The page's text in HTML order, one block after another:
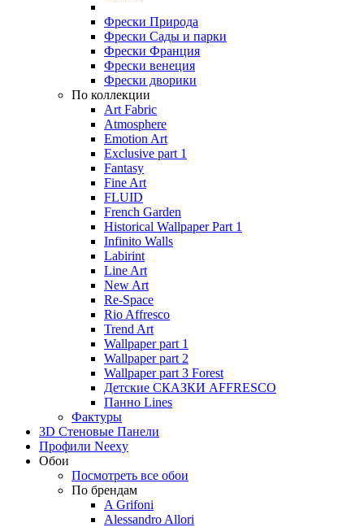
Фрески Природа
Фрески Сады и парки
Фрески Франция
Фрески венеция
Фрески дворики
По коллекции
Art Fabric
Atmosphere
Emotion Art
Exclusive part 1
Fantasy
Fine Art
FLUID
French Garden
Historical Wallpaper Part 1
Infinito Walls
Labirint
Line Art
New Art
Re-Space
Rio Affresco
Trend Art
Wallpaper part 1
Wallpaper part 2
Wallpaper part 3 Forest
Детские СКАЗКИ AFFRESCO
Панно Lines
Фактуры
3D Стеновые Панели
Профили Neexy
Обои
Посмотреть все обои
По брендам
A Grifoni
Alessandro Allori